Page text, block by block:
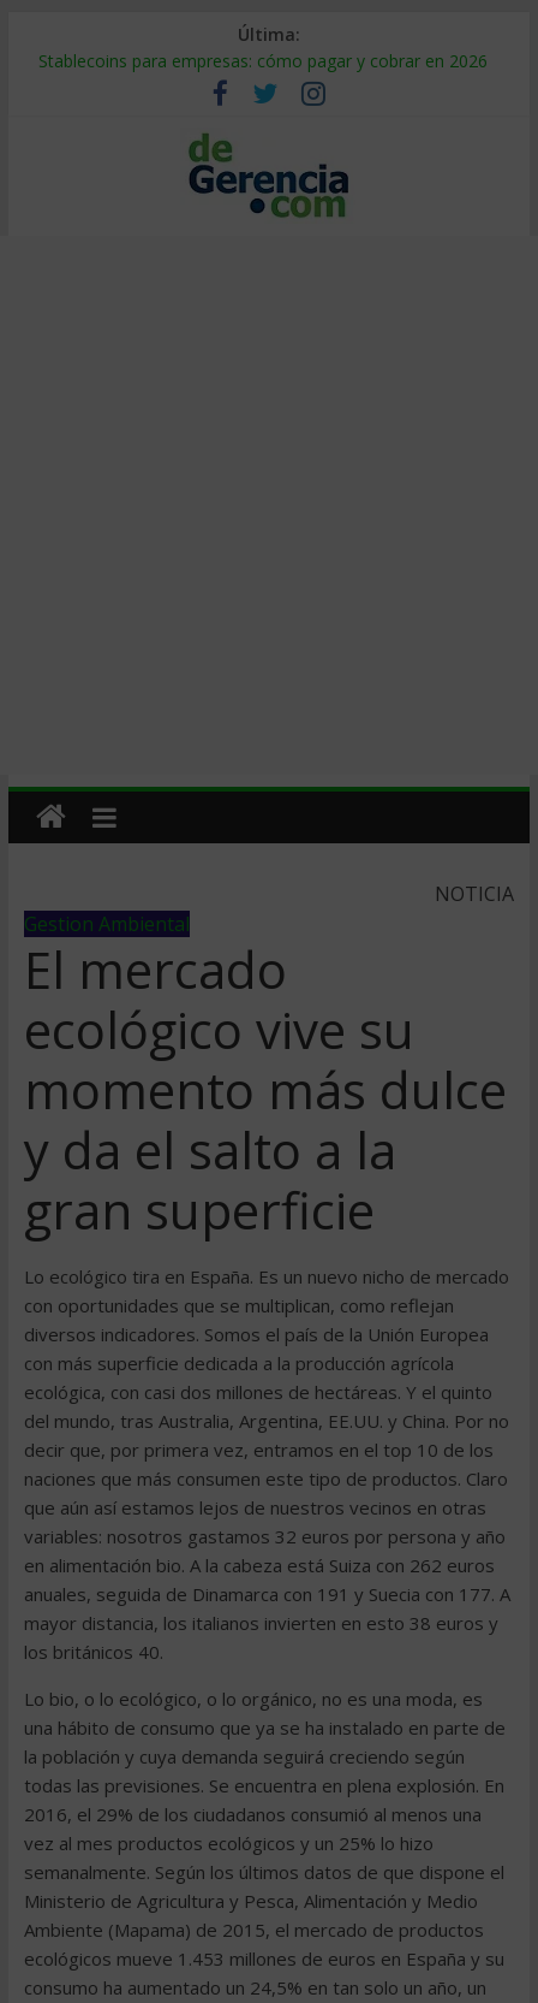
Última:
Stablecoins para empresas: cómo pagar y cobrar en 2026
Despido silencioso: qué es y por qué sale tan caro
IA en selección de personal: cómo auditarla a tiempo
Trabajo forzoso en la cadena de suministro: qué hacer
Mercado hispano de EE. UU.: cómo segmentarlo y venderle
NOTICIA
Gestion Ambiental
El mercado
ecológico vive su
momento más dulce
y da el salto a la
gran superficie
Lo ecológico tira en España. Es un nuevo nicho de mercado
con oportunidades que se multiplican, como reflejan
diversos indicadores. Somos el país de la Unión Europea
con más superficie dedicada a la producción agrícola
ecológica, con casi dos millones de hectáreas. Y el quinto
del mundo, tras Australia, Argentina, EE.UU. y China. Por no
decir que, por primera vez, entramos en el top 10 de los
naciones que más consumen este tipo de productos. Claro
que aún así estamos lejos de nuestros vecinos en otras
variables: nosotros gastamos 32 euros por persona y año
en alimentación bio. A la cabeza está Suiza con 262 euros
anuales, seguida de Dinamarca con 191 y Suecia con 177. A
mayor distancia, los italianos invierten en esto 38 euros y
los británicos 40.
Lo bio, o lo ecológico, o lo orgánico, no es una moda, es
una hábito de consumo que ya se ha instalado en parte de
la población y cuya demanda seguirá creciendo según
todas las previsiones. Se encuentra en plena explosión. En
2016, el 29% de los ciudadanos consumió al menos una
vez al mes productos ecológicos y un 25% lo hizo
semanalmente. Según los últimos datos de que dispone el
Ministerio de Agricultura y Pesca, Alimentación y Medio
Ambiente (Mapama) de 2015, el mercado de productos
ecológicos mueve 1.453 millones de euros en España y su
consumo ha aumentado un 24,5% en tan solo un año, un